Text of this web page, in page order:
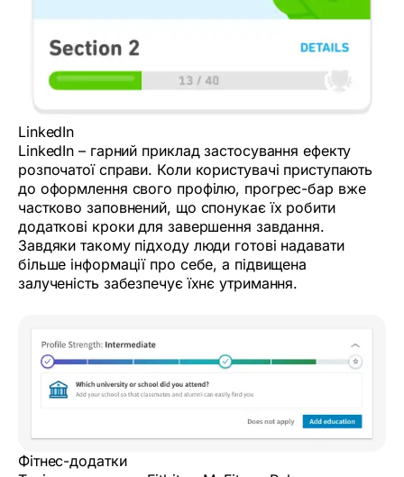
LinkedIn
LinkedIn – гарний приклад застосування ефекту
розпочатої справи. Коли користувачі приступають
до оформлення свого профілю, прогрес-бар вже
частково заповнений, що спонукає їх робити
додаткові кроки для завершення завдання.
Завдяки такому підходу люди готові надавати
більше інформації про себе, а підвищена
залученість забезпечує їхнє утримання.
Фітнес-додатки